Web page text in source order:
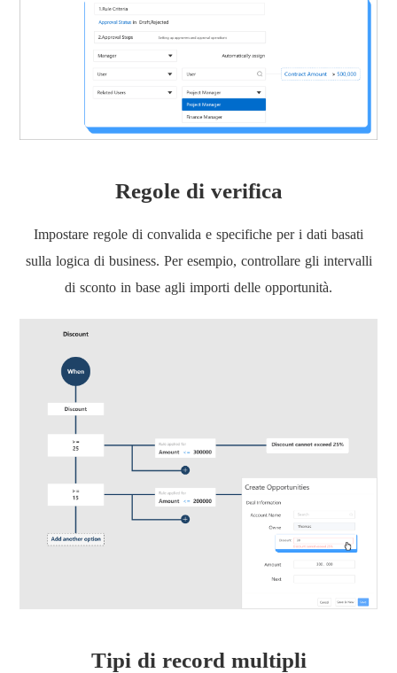
Regole di verifica
Impostare regole di convalida e specifiche per i dati basati
sulla logica di business. Per esempio, controllare gli intervalli
di sconto in base agli importi delle opportunità.
Tipi di record multipli